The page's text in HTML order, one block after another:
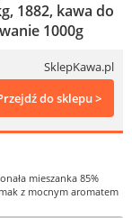
1882, kawa do
1000g
SklepKawa.pl
do sklepu >
mieszanka 85%
z mocnym aromatem